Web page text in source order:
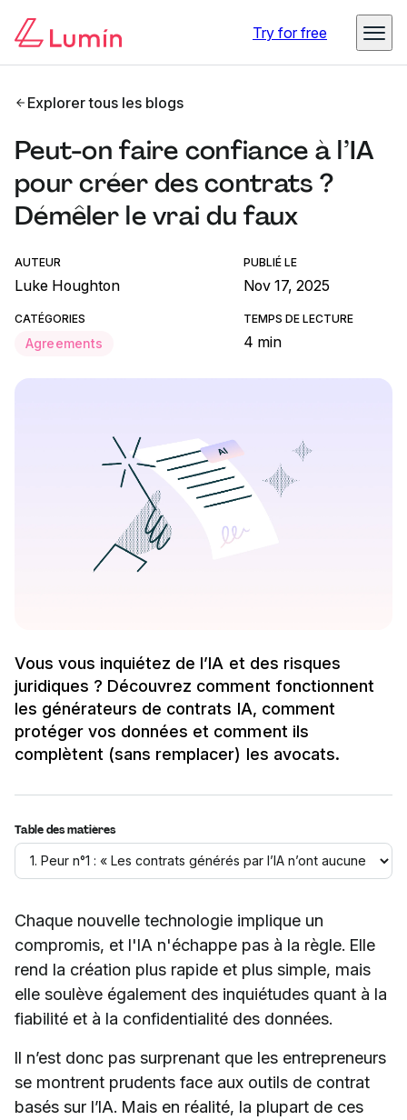
Try for free
Explorer tous les blogs
Peut-on faire confiance à l’IA
pour créer des contrats ?
Démêler le vrai du faux
AUTEUR
Luke Houghton
PUBLIÉ LE
Nov 17, 2025
CATÉGORIES
Agreements
TEMPS DE LECTURE
4 min
Vous vous inquiétez de l’IA et des risques
juridiques ? Découvrez comment fonctionnent
les générateurs de contrats IA, comment
protéger vos données et comment ils
complètent (sans remplacer) les avocats.
Table des matières
Chaque nouvelle technologie implique un
compromis, et l'IA n'échappe pas à la règle. Elle
rend la création plus rapide et plus simple, mais
elle soulève également des inquiétudes quant à la
fiabilité et à la confidentialité des données.
Il n’est donc pas surprenant que les entrepreneurs
se montrent prudents face aux outils de contrat
basés sur l’IA. Mais en réalité, la plupart de ces